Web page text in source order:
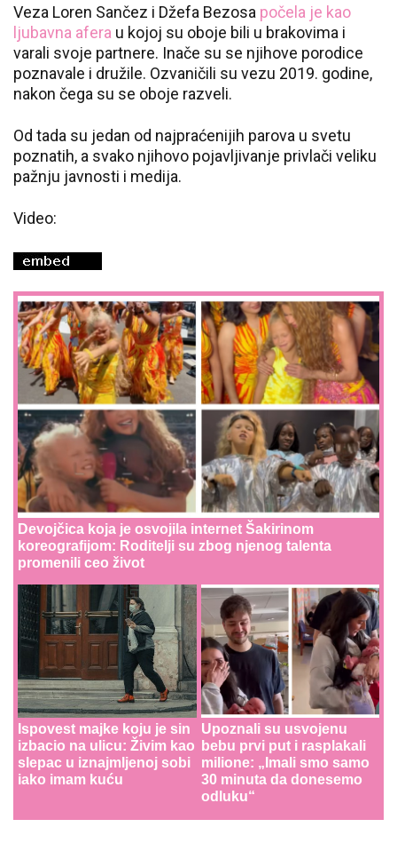
Veza Loren Sančez i Džefa Bezosa počela je kao
ljubavna afera u kojoj su oboje bili u brakovima i
varali svoje partnere. Inače su se njihove porodice
poznavale i družile. Ozvaničili su vezu 2019. godine,
nakon čega su se oboje razveli.
Od tada su jedan od najpraćenijih parova u svetu
poznatih, a svako njihovo pojavljivanje privlači veliku
pažnju javnosti i medija.
Video:
Devojčica koja je osvojila internet Šakirinom
koreografijom: Roditelji su zbog njenog talenta
promenili ceo život
Ispovest majke koju je sin
izbacio na ulicu: Živim kao
slepac u iznajmljenoj sobi
iako imam kuću
Upoznali su usvojenu
bebu prvi put i rasplakali
milione: „Imali smo samo
30 minuta da donesemo
odluku“